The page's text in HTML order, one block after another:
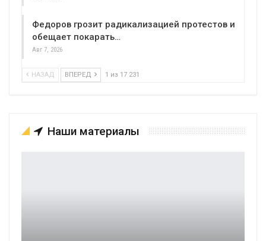
Федоров грозит радикализацией протестов и
обещает покарать…
Авг 7, 2026
НАЗАД ВПЕРЕД 1 из 17 231
Наши материалы